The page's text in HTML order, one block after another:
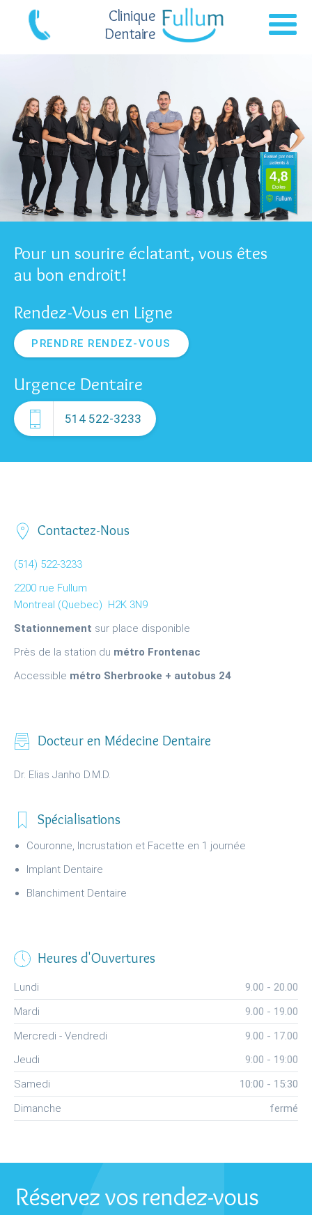
Clinique
Dentaire
Pour un sourire éclatant, vous êtes
au bon endroit!
Rendez-Vous en Ligne
PRENDRE RENDEZ-VOUS
Urgence Dentaire
 514 522-3233
Q Contactez-Nous
(514) 522-3233
2200 rue Fullum
Montreal (Quebec) H2K 3N9
Stationnement sur place disponible
Près de la station du métro Frontenac
Accessible métro Sherbrooke + autobus 24
f Docteur en Médecine Dentaire
Dr. Elias Janho D.M.D.
p Spécialisations
Couronne, Incrustation et Facette en 1 journée
Implant Dentaire
Blanchiment Dentaire
x Heures d'Ouvertures
Lundi
9.00 - 20.00
Mardi
9.00 - 19.00
Mercredi - Vendredi
Jeudi
9.00 - 17.00
9:00 - 19:00
Samedi
10:00 - 15:30
Dimanche
fermé
Réservez vos rendez-vous